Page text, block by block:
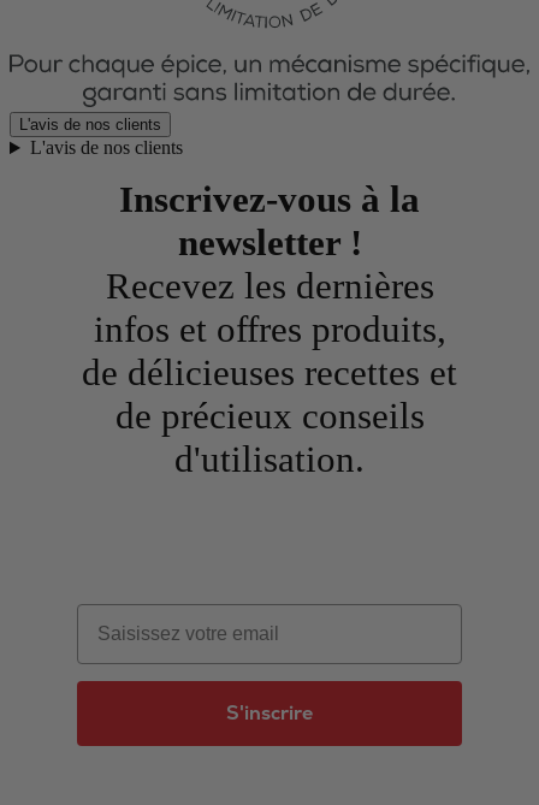
L'avis de nos clients
L'avis de nos clients
Inscrivez-vous à la
newsletter !
Recevez les dernières
infos et offres produits,
de délicieuses recettes et
de précieux conseils
d'utilisation.
Email
S'inscrire